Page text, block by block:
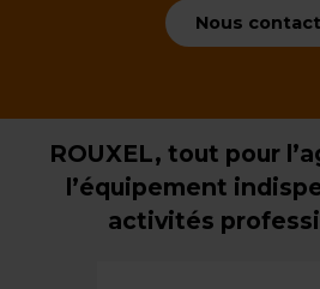
Nous
ROUXEL, tout pour
l’équipement
activités